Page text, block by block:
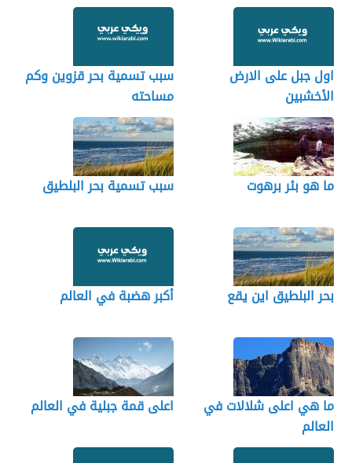
اول جبل على الارض
الأخشبين
سبب تسمية بحر قزوين وكم
مساحته
ما هو بئر برهوت سبب تسمية بحر البلطيق
بحر البلطيق اين يقع أكبر هضبة في العالم
ما هي اعلى شلالات في
العالم
اعلى قمة جبلية في العالم